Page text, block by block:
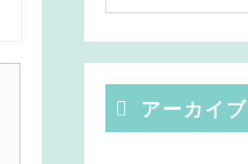
アーカイブ